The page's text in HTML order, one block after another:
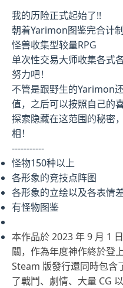
我的历险正式起始了!!
朝着Yarimon图鉴完合计
怪兽收集型较量RPG
单次性交易大师收集各式
努力吧！
不管是跟野生的Yarimon
值，之后可以按照自己的
探索隐藏在这范围的秘密
相！
-----------
怪物150种以上
各形象的竞技点阵图
各形象的立绘以及各表情
有怪物图鉴
本作品於 2023 年 9 月 1
關，作為年度神作終於登
Steam 版發行還同時包含
了戰鬥、劇情、大量 CG